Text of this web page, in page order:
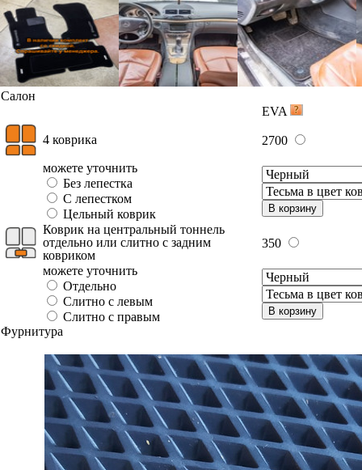
Салон
EVA
4 коврика
2700
можете уточнить
Без лепестка
С лепестком
Цельный коврик
В корзину
Коврик на центральный тоннель
отдельно или слитно с задним
ковриком
350
можете уточнить
Отдельно
Слитно с левым
Слитно с правым
В корзину
Фурнитура